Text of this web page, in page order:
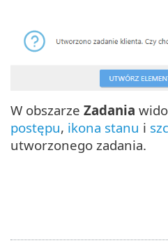
W obszarze Zadania
postępu, ikona stanu i
utworzonego zadania.